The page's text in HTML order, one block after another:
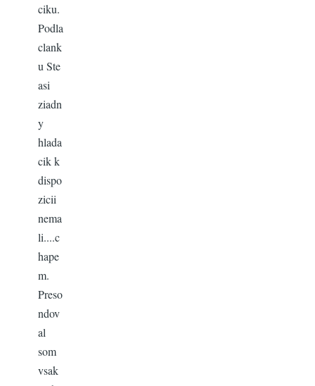
ciku.
Podla
clank
u Ste
asi
ziadn
y
hlada
cik k
dispo
zicii
nema
li....c
hape
m.
Preso
ndov
al
som
vsak